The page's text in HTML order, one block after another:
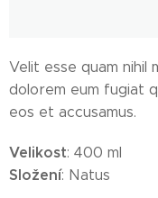
Velit esse quam nihil
dolorem eum fugiat
eos et accusamus.
Velikost: 400 ml
Složení: Natus